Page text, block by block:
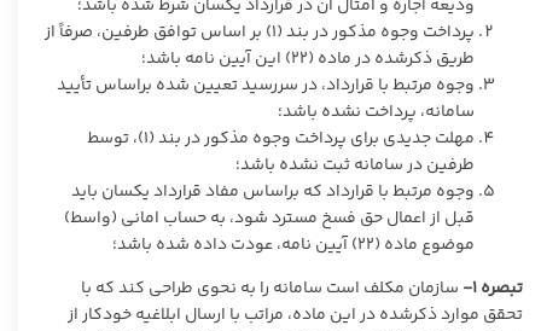
ودیعه اجاره و امثال آن در قرارداد یکسان شرط شده باشد؛
پرداخت وجوه مذکور در بند (۱) بر اساس توافق طرفین، صرفاً از
طریق ذکرشده در ماده (۲۲) این آیین نامه باشد؛
وجوه مرتبط با قرارداد، در سررسید تعیین شده براساس تأیید
سامانه، پرداخت نشده باشد؛
مهلت جدیدی برای پرداخت وجوه مذکور در بند (۱)، توسط
طرفین در سامانه ثبت نشده باشد؛
وجوه مرتبط با قرارداد که براساس مفاد قرارداد یکسان باید
قبل از اعمال حق فسخ مسترد شود، به حساب امانی (واسط)
موضوع ماده (۲۲) آیین نامه، عودت داده شده باشد؛
تبصره ۱-
سازمان مکلف است سامانه را به نحوی طراحی کند که با
تحقق موارد ذکرشده در این ماده، مراتب با ارسال ابلاغیه خودکار از